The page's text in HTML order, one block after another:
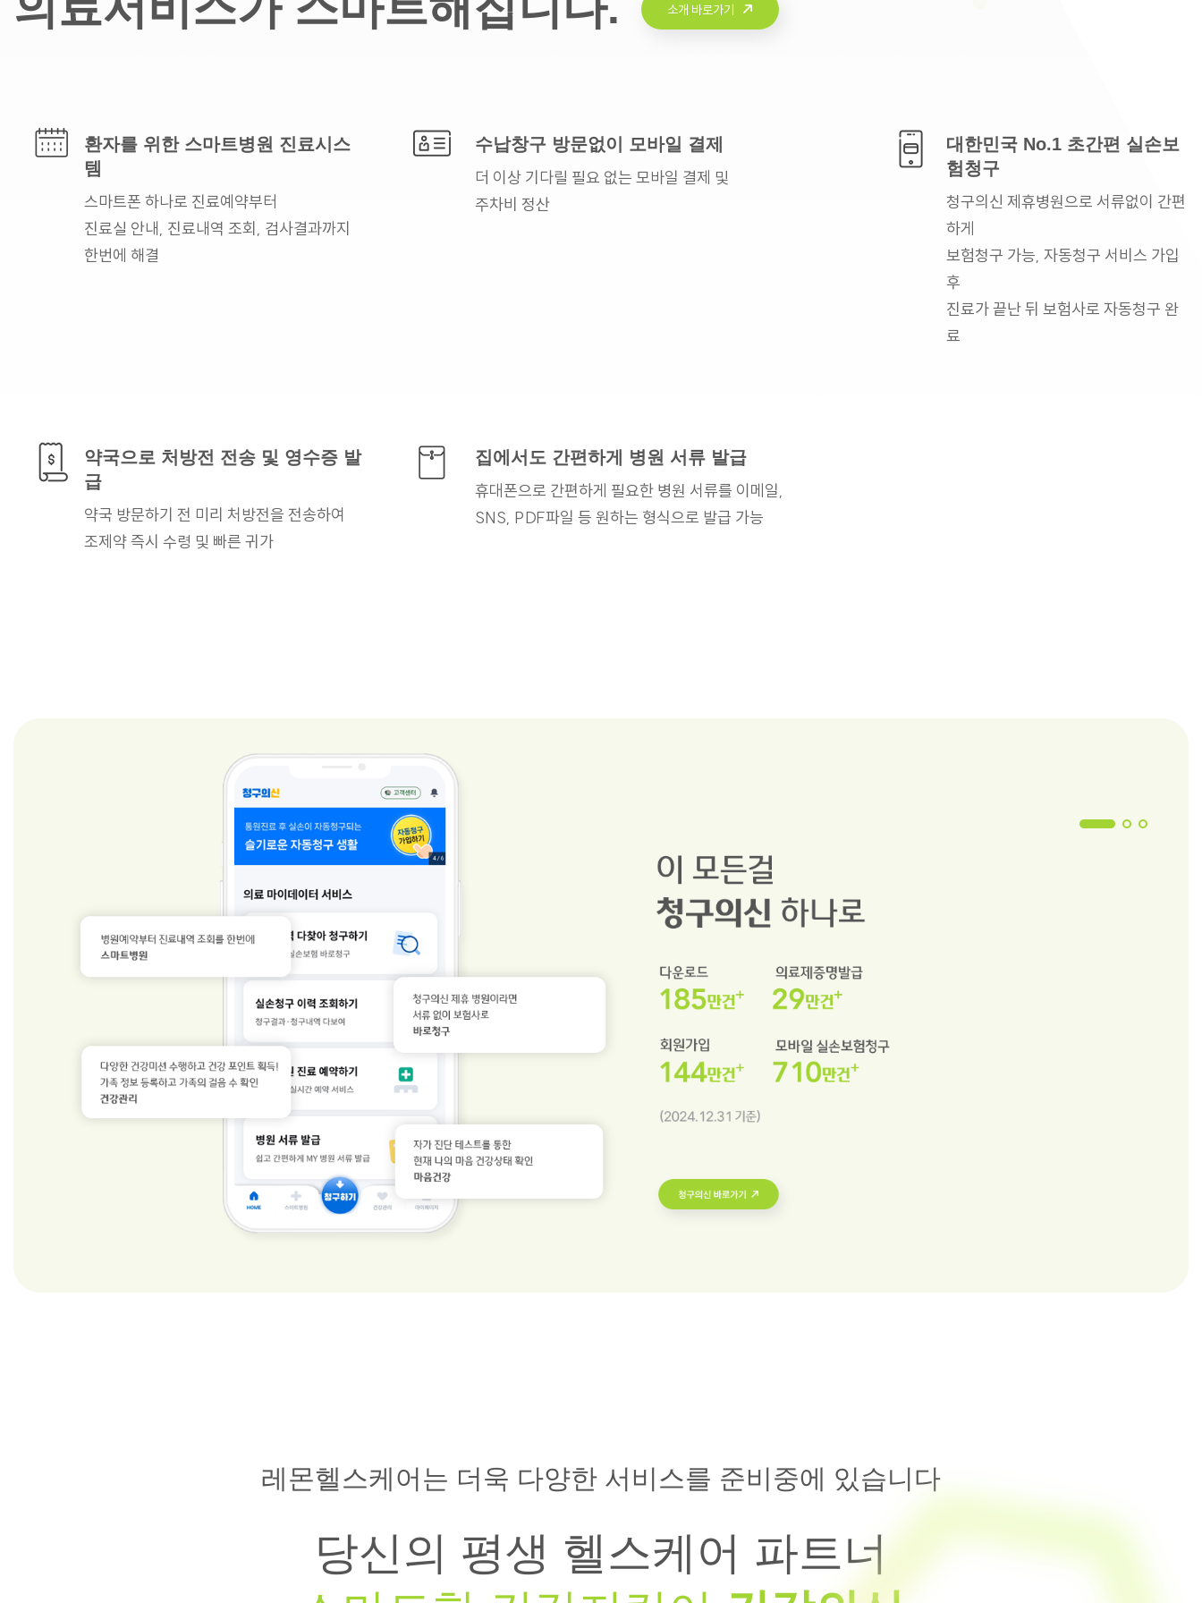
소개 바로가기
환자를 위한 스마트병원 진료시스
템
스마트폰 하나로 진료예약부터
진료실 안내, 진료내역 조회, 검사결과까지
한번에 해결
수납창구 방문없이 모바일 결제
더 이상 기다릴 필요 없는 모바일 결제 및
주차비 정산
대한민국 No.1 초간편 실손보
험청구
청구의신 제휴병원으로 서류없이 간편
하게
보험청구 가능, 자동청구 서비스 가입
후
진료가 끝난 뒤 보험사로 자동청구 완
료
약국으로 처방전 전송 및 영수증 발
급
약국 방문하기 전 미리 처방전을 전송하여
조제약 즉시 수령 및 빠른 귀가
집에서도 간편하게 병원 서류 발급
휴대폰으로 간편하게 필요한 병원 서류를 이메일,
SNS, PDF파일 등 원하는 형식으로 발급 가능
레몬헬스케어는 더욱 다양한 서비스를 준비중에 있습니다
당신의 평생 헬스케어 파트너